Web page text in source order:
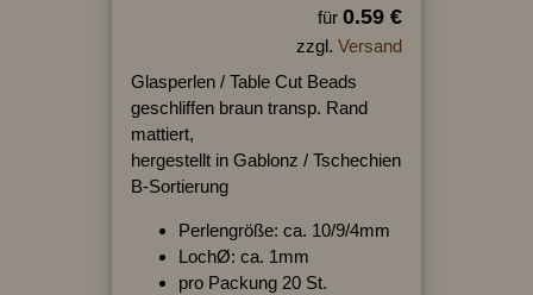
für 0.59 €
zzgl. Versand
Glasperlen / Table Cut Beads
geschliffen braun transp. Rand
mattiert,
hergestellt in Gablonz / Tschechien
B-Sortierung
Perlengröße: ca. 10/9/4mm
LochØ: ca. 1mm
pro Packung 20 St.